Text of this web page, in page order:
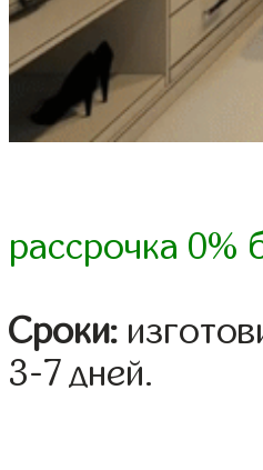
рассрочка 0%
Сроки:
3-7 дней.